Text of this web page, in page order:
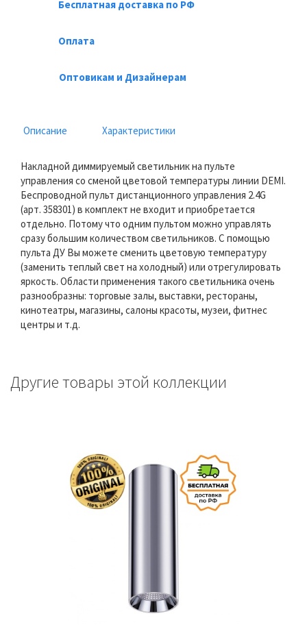
Бесплатная доставка по РФ
Оплата
Оптовикам и Дизайнерам
Описание Характеристики
Накладной диммируемый светильник на пульте
управления со сменой цветовой температуры линии DEMI.
Беспроводной пульт дистанционного управления 2.4G
(арт. 358301) в комплект не входит и приобретается
отдельно. Потому что одним пультом можно управлять
сразу большим количеством светильников. С помощью
пульта ДУ Вы можете сменить цветовую температуру
(заменить теплый свет на холодный) или отрегулировать
яркость. Области применения такого светильника очень
разнообразны: торговые залы, выставки, рестораны,
кинотеатры, магазины, салоны красоты, музеи, фитнес
центры и т.д.
Другие товары этой коллекции